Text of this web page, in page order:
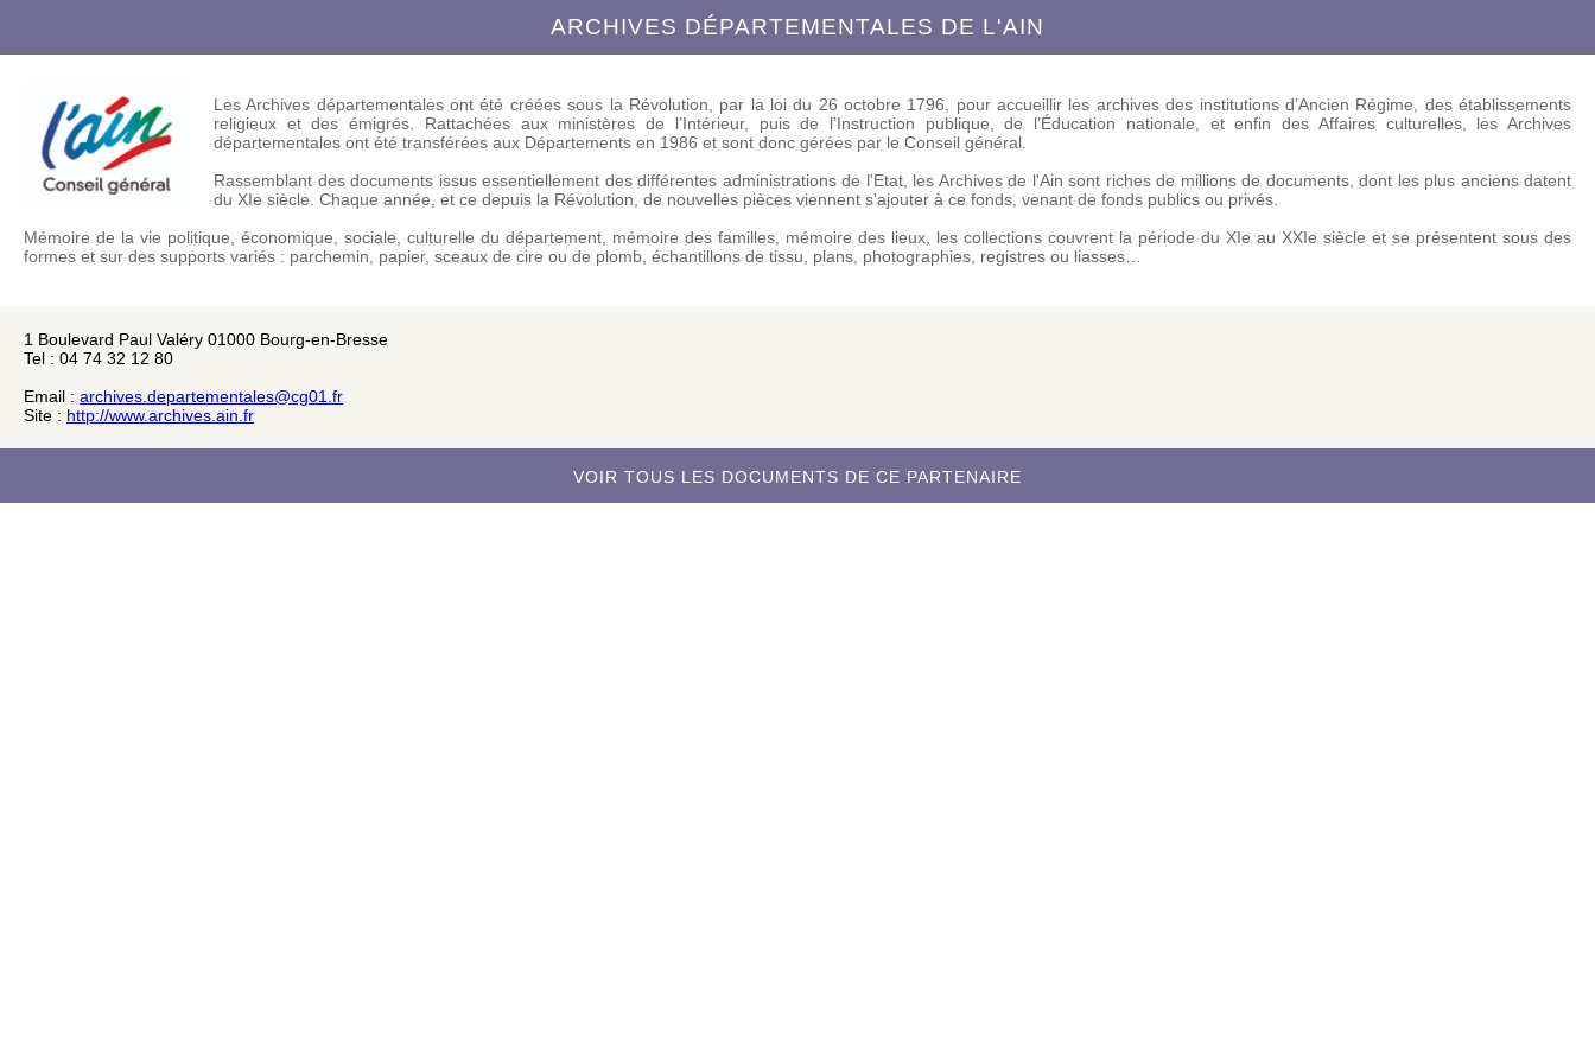
ARCHIVES DÉPARTEMENTALES DE L'AIN
Les Archives départementales ont été créées sous la Révolution, par la loi du 26 octobre 1796, pour accueillir les archives des institutions d’Ancien Régime, des établissements
religieux et des émigrés. Rattachées aux ministères de l’Intérieur, puis de l’Instruction publique, de l’Éducation nationale, et enfin des Affaires culturelles, les Archives
départementales ont été transférées aux Départements en 1986 et sont donc gérées par le Conseil général.
Rassemblant des documents issus essentiellement des différentes administrations de l'Etat, les Archives de l'Ain sont riches de millions de documents, dont les plus anciens datent
du XIe siècle. Chaque année, et ce depuis la Révolution, de nouvelles pièces viennent s'ajouter à ce fonds, venant de fonds publics ou privés.
Mémoire de la vie politique, économique, sociale, culturelle du département, mémoire des familles, mémoire des lieux, les collections couvrent la période du XIe au XXIe siècle et se présentent sous des
formes et sur des supports variés : parchemin, papier, sceaux de cire ou de plomb, échantillons de tissu, plans, photographies, registres ou liasses…
1 Boulevard Paul Valéry 01000 Bourg-en-Bresse
Tel : 04 74 32 12 80
Email : archives.departementales@cg01.fr
Site : http://www.archives.ain.fr
VOIR TOUS LES DOCUMENTS DE CE PARTENAIRE